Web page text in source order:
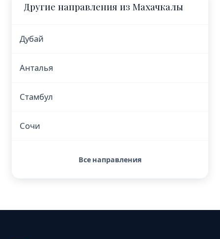
Другие направления из Махачкалы
Дубай
Анталья
Стамбул
Сочи
Все направления